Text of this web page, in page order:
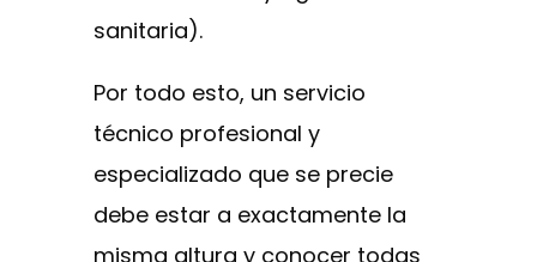
sanitaria).
Por todo esto, un servicio
técnico profesional y
especializado que se precie
debe estar a exactamente la
misma altura y conocer todas